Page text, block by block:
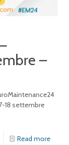
–
18 settembre
Read more